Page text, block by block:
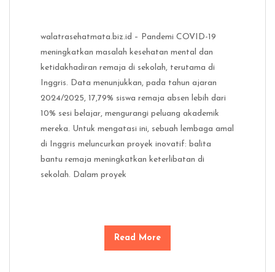
walatrasehatmata.biz.id – Pandemi COVID-19
meningkatkan masalah kesehatan mental dan
ketidakhadiran remaja di sekolah, terutama di
Inggris. Data menunjukkan, pada tahun ajaran
2024/2025, 17,79% siswa remaja absen lebih dari
10% sesi belajar, mengurangi peluang akademik
mereka. Untuk mengatasi ini, sebuah lembaga amal
di Inggris meluncurkan proyek inovatif: balita
bantu remaja meningkatkan keterlibatan di
sekolah. Dalam proyek
Read More